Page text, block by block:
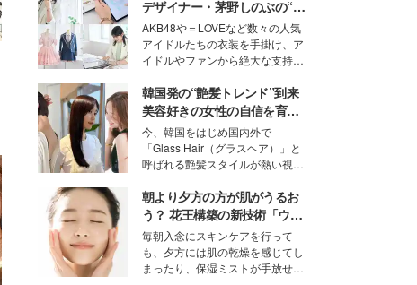
デルの宮城舞と島村雄大の特別対
談をお届け！それぞれの視点か
ら、今作ならではの魅力や予想外
の感動をもたらす奥深いストーリ
ーについて熱く語り合ってもらっ
た。
デザイナー・茅野しのぶの“可
愛い”を作る美学＜「シチズン
クロスシー」インタビュー＞
AKB48や＝LOVEなど数々の人気
アイドルたちの衣装を手掛け、ア
イドルやファンから絶大な支持を
取締役兼クリエイティブディレク
ター・茅野しのぶ。一人ひとりの
個性に寄り添い、魅力を引き出す
衣装作りは、多くの女性たちに勇
気と自信を与え続けている。
韓国発の“艶髪トレンド”到来
美容好きの女性の自信を育む
「ヘアケア事情」って？
今、韓国をはじめ国内外で
「Glass Hair（グラスヘア）」と
呼ばれる艶髪スタイルが熱い視線
ションの完成度を高めるベースと
して、“髪そのものの美しさ”に改
めて注目する人が増えている様
子。今回は、そんな憧れの艶やか
な髪を日常で叶える、美容好きの
女性たちのヘアケア事情を紹介し
朝より夕方の方が肌がうるお
う？ 花王構築の新技術「ウォ
ーターキャプチャリングスキ
ン（捕水肌）」がスキンケア
の常識を変える予感
毎朝入念にスキンケアを行って
も、夕方には肌の乾燥を感じてし
まったり、保湿ミストが手放せな